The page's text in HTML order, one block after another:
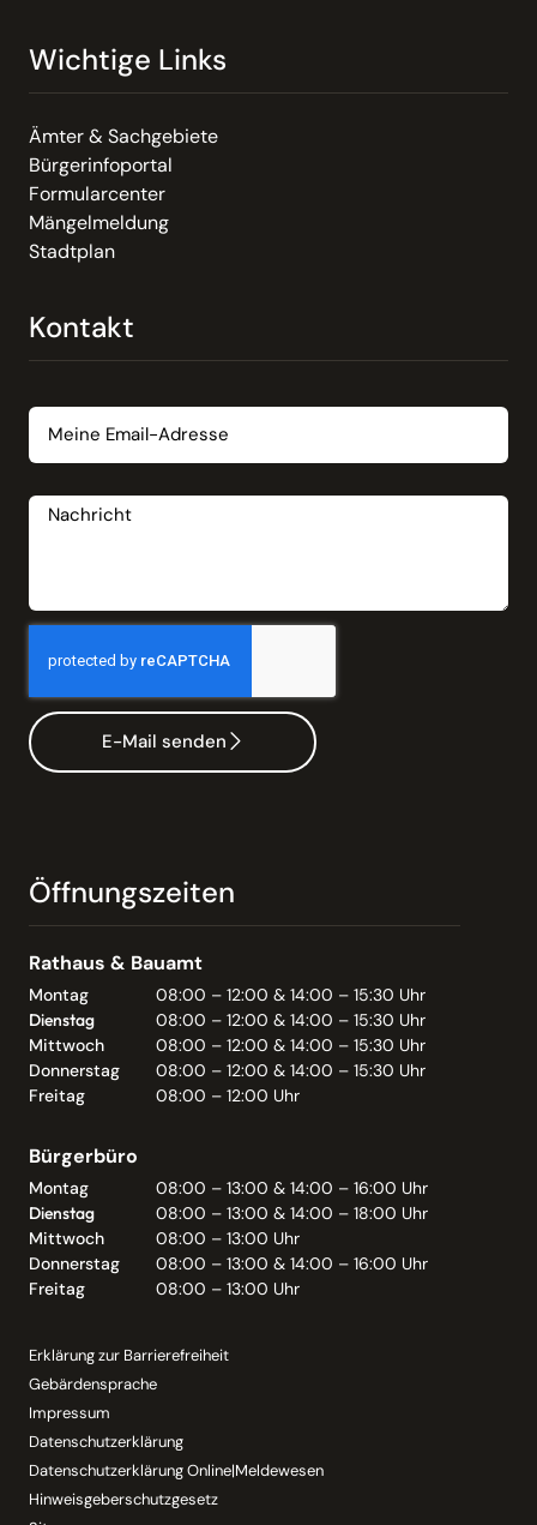
Wichtige Links
Ämter & Sachgebiete
Bürgerinfoportal
Formularcenter
Mängelmeldung
Stadtplan
Kontakt
E-Mail senden
Öffnungszeiten
Rathaus & Bauamt
Montag
08:00 – 12:00 & 14:00 – 15:30 Uhr
Dienstag
08:00 – 12:00 & 14:00 – 15:30 Uhr
Mittwoch
08:00 – 12:00 & 14:00 – 15:30 Uhr
Donnerstag
08:00 – 12:00 & 14:00 – 15:30 Uhr
Freitag
08:00 – 12:00 Uhr
Bürgerbüro
Montag
08:00 – 13:00 & 14:00 – 16:00 Uhr
Dienstag
08:00 – 13:00 & 14:00 – 18:00 Uhr
Mittwoch
08:00 – 13:00 Uhr
Donnerstag
08:00 – 13:00 & 14:00 – 16:00 Uhr
Freitag
08:00 – 13:00 Uhr
Erklärung zur Barrierefreiheit
Gebärdensprache
Impressum
Datenschutzerklärung
Datenschutzerklärung Online|Meldewesen
Hinweisgeberschutzgesetz